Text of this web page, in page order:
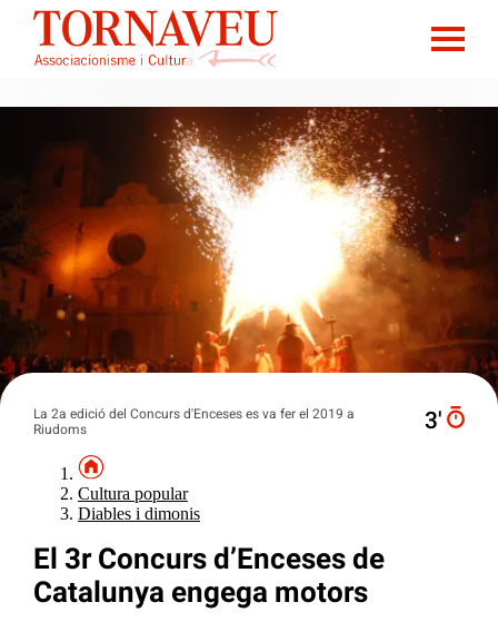
La 2a edició del Concurs d'Enceses es va fer el 2019 a
Riudoms
3′
Cultura popular
Diables i dimonis
El 3r Concurs d’Enceses de
Catalunya engega motors